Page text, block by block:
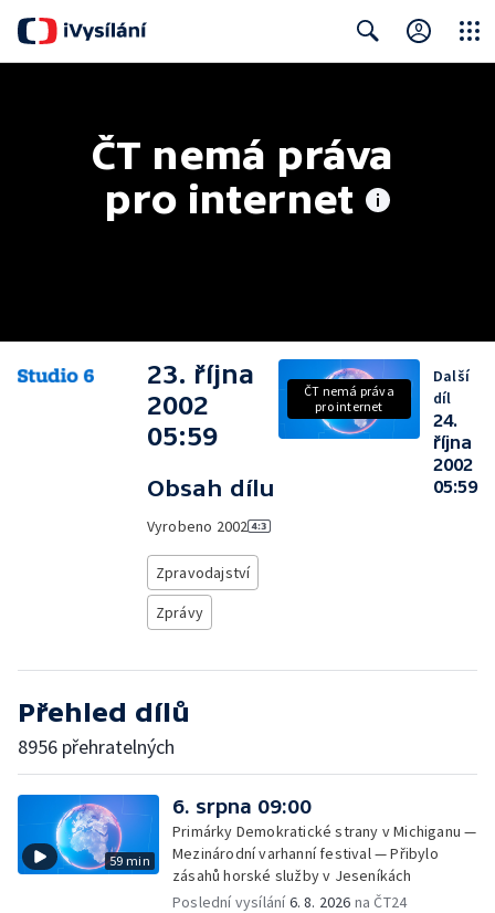
ČT nemá práva
pro internet
23. října
2002
05:59
Obsah dílu
Vyrobeno 2002
Zpravodajství
Zprávy
ČT nemá práva
pro internet
Další
díl
24.
října
2002
05:59
Přehled dílů
8956 přehratelných
59 min
6. srpna 09:00
Primárky Demokratické strany v Michiganu —
Mezinárodní varhanní festival — Přibylo
zásahů horské služby v Jeseníkách
Poslední vysílání6. 8. 2026 na ČT24